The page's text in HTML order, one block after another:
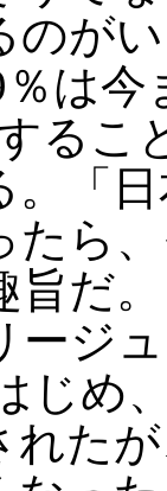
のが
％は
るこ
。「
たら
旨だ
ージ
じめ
れた